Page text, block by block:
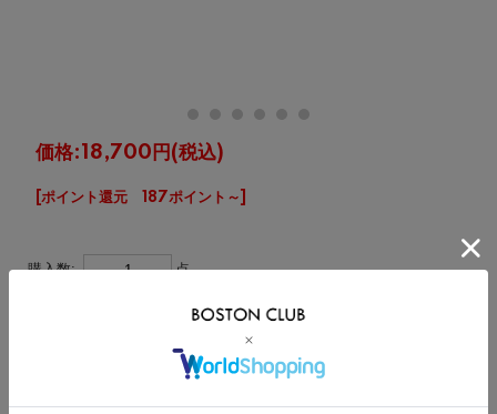
価格:18,700円 (税込)
[ポイント還元 187ポイント～]
購入数: 点
× 入荷連絡を希望